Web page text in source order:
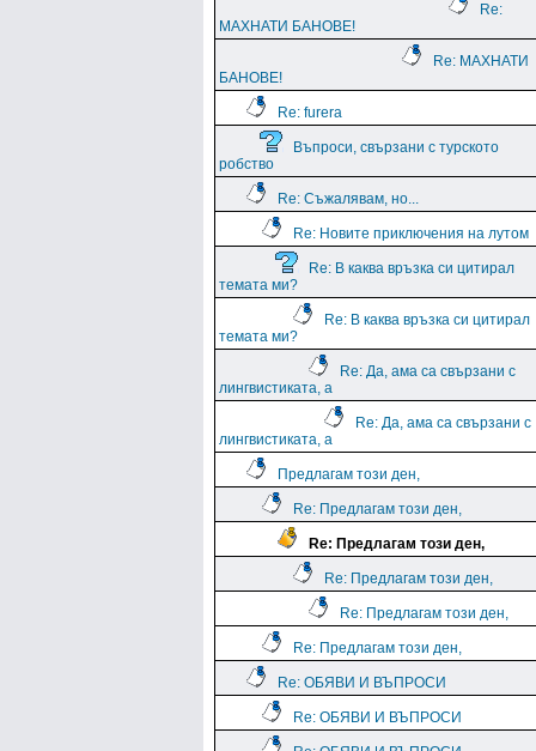
Re:
МАХНАТИ БАНОВЕ!
Re: МАХНАТИ
БАНОВЕ!
Re: furera
Въпроси, свързани с турското
робство
Re: Съжалявам, но...
Re: Новите приключения на лутом
Re: В каква връзка си цитирал
темата ми?
Re: В каква връзка си цитирал
темата ми?
Re: Да, ама са свързани с
лингвистиката, а
Re: Да, ама са свързани с
лингвистиката, а
Предлагам този ден,
Re: Предлагам този ден,
Re: Предлагам този ден,
Re: Предлагам този ден,
Re: Предлагам този ден,
Re: Предлагам този ден,
Re: ОБЯВИ И ВЪПРОСИ
Re: ОБЯВИ И ВЪПРОСИ